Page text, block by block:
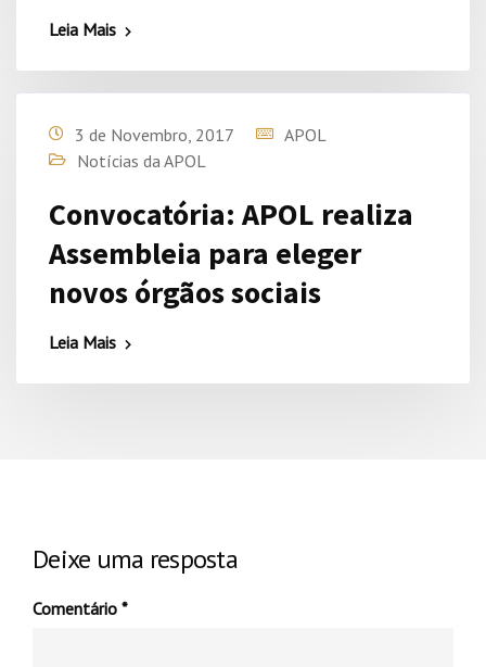
Leia Mais
3 de Novembro, 2017
APOL
Notícias da APOL
Convocatória: APOL realiza
Assembleia para eleger
novos órgãos sociais
Leia Mais
Deixe uma resposta
Comentário *